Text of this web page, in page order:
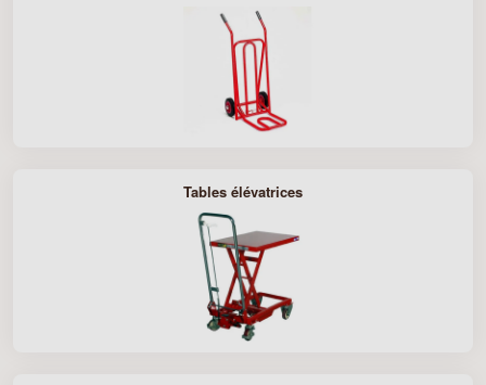
Tables élévatrices